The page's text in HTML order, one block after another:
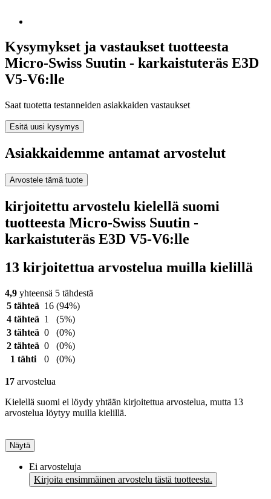
Kysymykset ja vastaukset tuotteesta
Micro-Swiss Suutin - karkaistuteräs E3D
V5-V6:lle
Saat tuotetta testanneiden asiakkaiden vastaukset
Esitä uusi kysymys
Asiakkaidemme antamat arvostelut
Arvostele tämä tuote
kirjoitettu arvostelu kielellä suomi
tuotteesta Micro-Swiss Suutin -
karkaistuteräs E3D V5-V6:lle
13 kirjoitettua arvostelua muilla kielillä
4,9 yhteensä 5 tähdestä
5 tähteä 16 (94%)
4 tähteä 1
(5%)
3 tähteä 0
(0%)
2 tähteä 0
(0%)
1 tähti
0 (0%)
17 arvostelua
Kielellä suomi ei löydy yhtään kirjoitettua arvostelua, mutta 13
arvostelua löytyy muilla kielillä.
Näytä
Ei arvosteluja
Kirjoita ensimmäinen arvostelu tästä tuotteesta.